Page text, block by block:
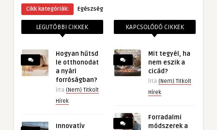
Cikk kategóriák: Egészség
LEGUTÓBBI CIKKEK
Hogyan hűtsd
le otthonodat
a nyári
forróságban?
írta (Nem) Titkolt
Hírek
Innovatív
KAPCSOLÓDÓ CIKKEK
Mit tegyél, ha
nem eszik a
cicád?
írta (Nem) Titkolt
Hírek
Forradalmi
módszerek a